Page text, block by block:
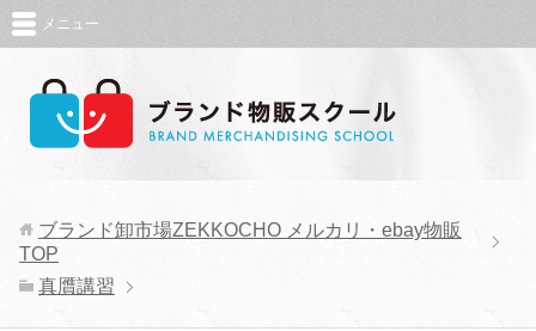
メニュー
ブランド卸市場ZEKKOCHO メルカリ・ebay物販
TOP
真贋講習